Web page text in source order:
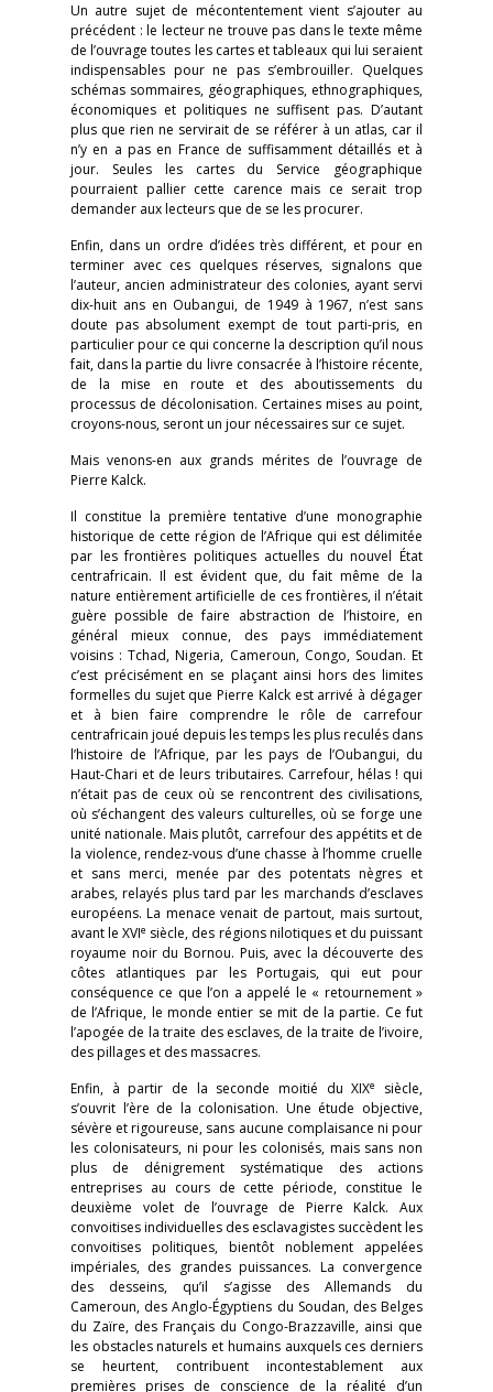
Un autre sujet de mécontentement vient s’ajouter au
précédent : le lecteur ne trouve pas dans le texte même
de l’ouvrage toutes les cartes et tableaux qui lui seraient
indispensables pour ne pas s’embrouiller. Quelques
schémas sommaires, géographiques, ethnographiques,
économiques et politiques ne suffisent pas. D’autant
plus que rien ne servirait de se référer à un atlas, car il
n’y en a pas en France de suffisamment détaillés et à
jour. Seules les cartes du Service géographique
pourraient pallier cette carence mais ce serait trop
demander aux lecteurs que de se les procurer.
Enfin, dans un ordre d’idées très différent, et pour en
terminer avec ces quelques réserves, signalons que
l’auteur, ancien administrateur des colonies, ayant servi
dix-huit ans en Oubangui, de 1949 à 1967, n’est sans
doute pas absolument exempt de tout parti-pris, en
particulier pour ce qui concerne la description qu’il nous
fait, dans la partie du livre consacrée à l’histoire récente,
de la mise en route et des aboutissements du
processus de décolonisation. Certaines mises au point,
croyons-nous, seront un jour nécessaires sur ce sujet.
Mais venons-en aux grands mérites de l’ouvrage de
Pierre Kalck.
Il constitue la première tentative d’une monographie
historique de cette région de l’Afrique qui est délimitée
par les frontières politiques actuelles du nouvel État
centrafricain. Il est évident que, du fait même de la
nature entièrement artificielle de ces frontières, il n’était
guère possible de faire abstraction de l’histoire, en
général mieux connue, des pays immédiatement
voisins : Tchad, Nigeria, Cameroun, Congo, Soudan. Et
c’est précisément en se plaçant ainsi hors des limites
formelles du sujet que Pierre Kalck est arrivé à dégager
et à bien faire comprendre le rôle de carrefour
centrafricain joué depuis les temps les plus reculés dans
l’histoire de l’Afrique, par les pays de l’Oubangui, du
Haut-Chari et de leurs tributaires. Carrefour, hélas ! qui
n’était pas de ceux où se rencontrent des civilisations,
où s’échangent des valeurs culturelles, où se forge une
unité nationale. Mais plutôt, carrefour des appétits et de
la violence, rendez-vous d’une chasse à l’homme cruelle
et sans merci, menée par des potentats nègres et
arabes, relayés plus tard par les marchands d’esclaves
européens. La menace venait de partout, mais surtout,
avant le XVIe siècle, des régions nilotiques et du puissant
royaume noir du Bornou. Puis, avec la découverte des
côtes atlantiques par les Portugais, qui eut pour
conséquence ce que l’on a appelé le « retournement »
de l’Afrique, le monde entier se mit de la partie. Ce fut
l’apogée de la traite des esclaves, de la traite de l’ivoire,
des pillages et des massacres.
Enfin, à partir de la seconde moitié du XIXe
siècle,
s’ouvrit l’ère de la colonisation. Une étude objective,
sévère et rigoureuse, sans aucune complaisance ni pour
les colonisateurs, ni pour les colonisés, mais sans non
plus de dénigrement systématique des actions
entreprises au cours de cette période, constitue le
deuxième volet de l’ouvrage de Pierre Kalck. Aux
convoitises individuelles des esclavagistes succèdent les
convoitises politiques, bientôt noblement appelées
impériales, des grandes puissances. La convergence
des desseins, qu’il s’agisse des Allemands du
Cameroun, des Anglo-Égyptiens du Soudan, des Belges
du Zaïre, des Français du Congo-Brazzaville, ainsi que
les obstacles naturels et humains auxquels ces derniers
se heurtent, contribuent incontestablement aux
premières prises de conscience de la réalité d’un